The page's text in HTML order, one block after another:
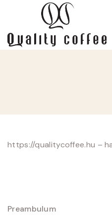
https://qualitycoffee.hu –
Preambulum